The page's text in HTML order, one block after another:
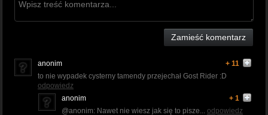
Zamieść komentarz
anonim
+ 11
to nie wypadek cysterny tamendy przejechał Gost Rider :D
odpowiedz
anonim
+ 1
@anonim: Nawet nie wiesz jak się to pisze... odpowiedz